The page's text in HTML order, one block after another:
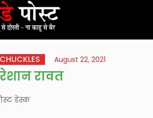
August 22, 2021
रावत
डेस्क